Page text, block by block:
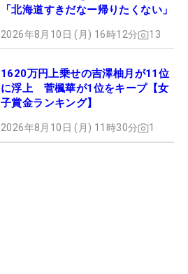
「北海道すきだなー帰りたくない」
2026年8月10日 (月) 16時12分 13
1620万円上乗せの吉澤柚月が11位
に浮上 菅楓華が1位をキープ【女
子賞金ランキング】
2026年8月10日 (月) 11時30分 1